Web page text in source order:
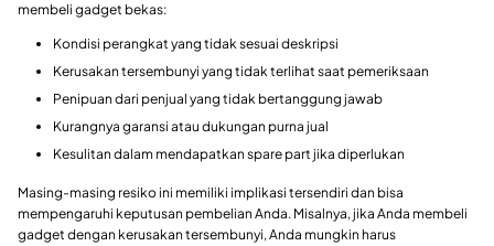
membeli gadget bekas:
Kondisi perangkat yang tidak sesuai deskripsi
Kerusakan tersembunyi yang tidak terlihat saat pemeriksaan
Penipuan dari penjual yang tidak bertanggung jawab
Kurangnya garansi atau dukungan purna jual
Kesulitan dalam mendapatkan spare part jika diperlukan
Masing-masing resiko ini memiliki implikasi tersendiri dan bisa
mempengaruhi keputusan pembelian Anda. Misalnya, jika Anda membeli
gadget dengan kerusakan tersembunyi, Anda mungkin harus